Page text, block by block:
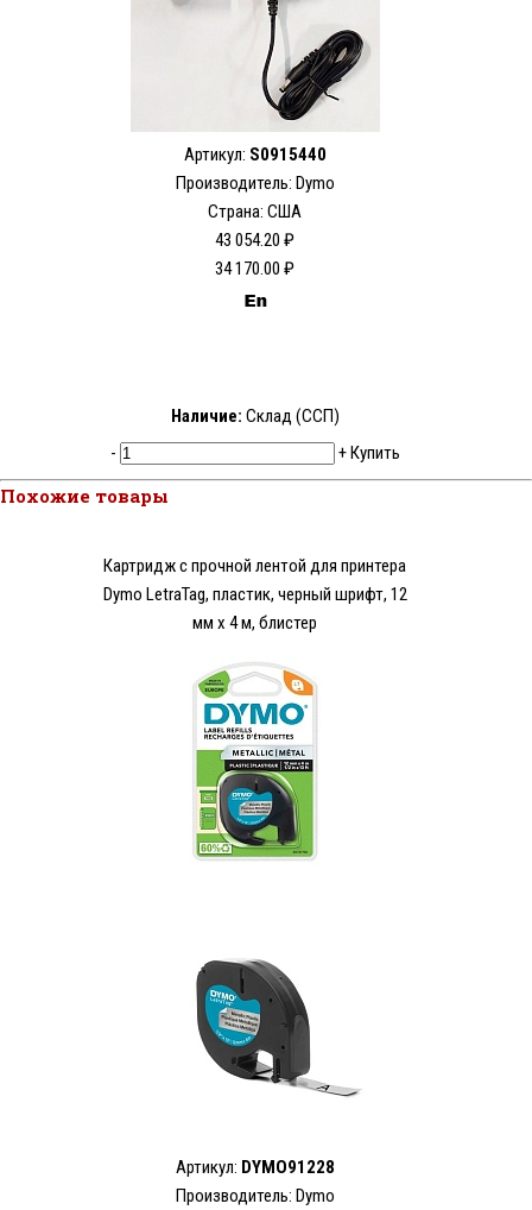
Артикул: S0915440
Производитель: Dymo
Страна: США
43 054.20 ₽
34 170.00 ₽
Наличие: Склад (ССП)
-
+Купить
Похожие товары
Картридж с прочной лентой для принтера
Dymo LetraTag, пластик, черный шрифт, 12
мм х 4 м, блистер
Артикул: DYMO91228
Производитель: Dymo